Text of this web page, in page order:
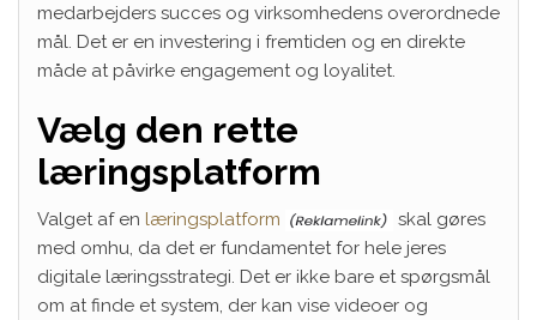
medarbejders succes og virksomhedens overordnede
mål. Det er en investering i fremtiden og en direkte
måde at påvirke engagement og loyalitet.
Vælg den rette
læringsplatform
Valget af en læringsplatform
skal gøres
med omhu, da det er fundamentet for hele jeres
digitale læringsstrategi. Det er ikke bare et spørgsmål
om at finde et system, der kan vise videoer og